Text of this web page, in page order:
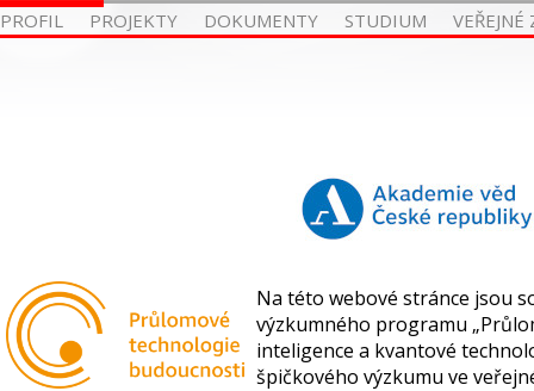
PROFIL
PROJEKTY DOKUMENTY STUDIUM VEŘEJNÉ
Na této webové stránce jsou
výzkumného programu
inteligence a kvantové
špičkového výzkumu ve